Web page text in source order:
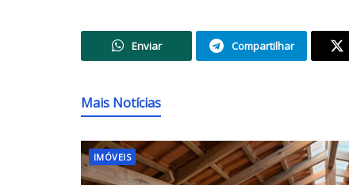
Enviar Compartilhar
Mais Notícias
IMÓVEIS